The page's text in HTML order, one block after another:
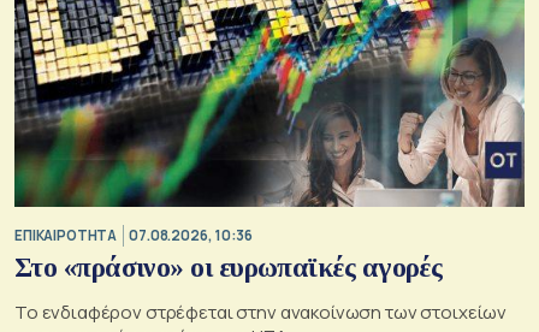
ΕΠΙΚΑΙΡΟΤΗΤΑ 07.08.2026, 10:36
Στο «πράσινο» οι ευρωπαϊκές αγορές
Το ενδιαφέρον στρέφεται στην ανακοίνωση των στοιχείων